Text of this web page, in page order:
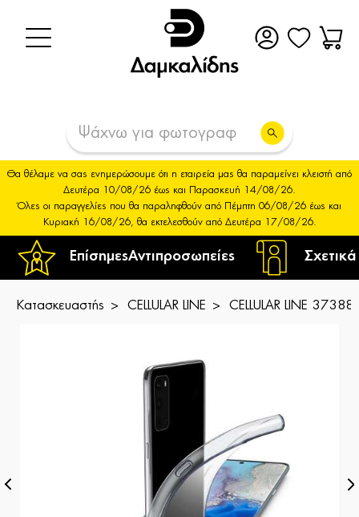
ΕπίσημεςΑντιπροσωπείες
Θα θέλαμε να σας ενημερώσουμε ότι η εταιρεία μας θα παραμείνει κλειστή από
Δευτέρα 10/08/26 έως και Παρασκευή 14/08/26.
Όλες οι παραγγελίες που θα παραληφθούν από Πέμπτη 06/08/26 έως και
Κυριακή 16/08/26, θα εκτελεσθούν από Δευτέρα 17/08/26.
Κατασκευαστής CELLULAR LINE CELLULAR LINE